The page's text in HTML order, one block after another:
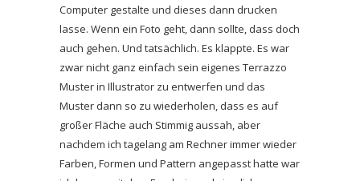
Computer gestalte und dieses dann drucken
lasse. Wenn ein Foto geht, dann sollte, dass doch
auch gehen. Und tatsächlich. Es klappte. Es war
zwar nicht ganz einfach sein eigenes Terrazzo
Muster in Illustrator zu entwerfen und das
Muster dann so zu wiederholen, dass es auf
großer Fläche auch Stimmig aussah, aber
nachdem ich tagelang am Rechner immer wieder
Farben, Formen und Pattern angepasst hatte war